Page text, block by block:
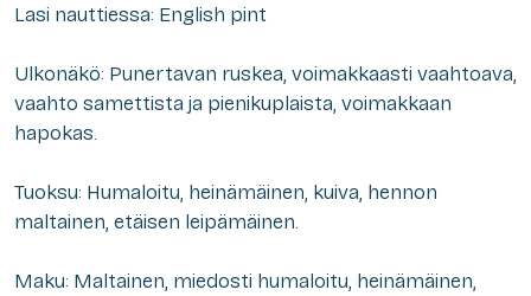
Lasi nauttiessa: English pint
Ulkonäkö: Punertavan ruskea, voimakkaasti vaahtoava,
vaahto samettista ja pienikuplaista, voimakkaan
hapokas.
Tuoksu: Humaloitu, heinämäinen, kuiva, hennon
maltainen, etäisen leipämäinen.
Maku: Maltainen, miedosti humaloitu, heinämäinen,